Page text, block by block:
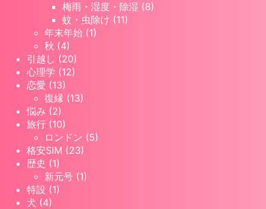
梅雨・湿度・除湿 (8)
蚊・虫除け (11)
年末年始 (1)
秋 (4)
引越し (20)
心理学 (12)
恋愛 (13)
復縁 (13)
悩み (2)
旅行 (10)
ロンドン (5)
格安SIM (23)
歴史 (1)
新元号 (1)
特設 (1)
犬 (4)